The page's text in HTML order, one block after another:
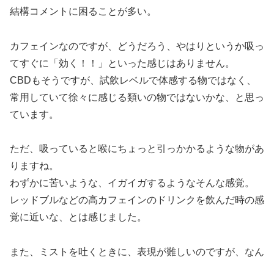
結構コメントに困ることが多い。
カフェインなのですが、どうだろう、やはりというか吸っ
てすぐに「効く！！」といった感じはありません。
CBDもそうですが、試飲レベルで体感する物ではなく、
常用していて徐々に感じる類いの物ではないかな、と思っ
ています。
ただ、吸っていると喉にちょっと引っかかるような物があ
りますね。
わずかに苦いような、イガイガするようなそんな感覚。
レッドブルなどの高カフェインのドリンクを飲んだ時の感
覚に近いな、とは感じました。
また、ミストを吐くときに、表現が難しいのですが、なん